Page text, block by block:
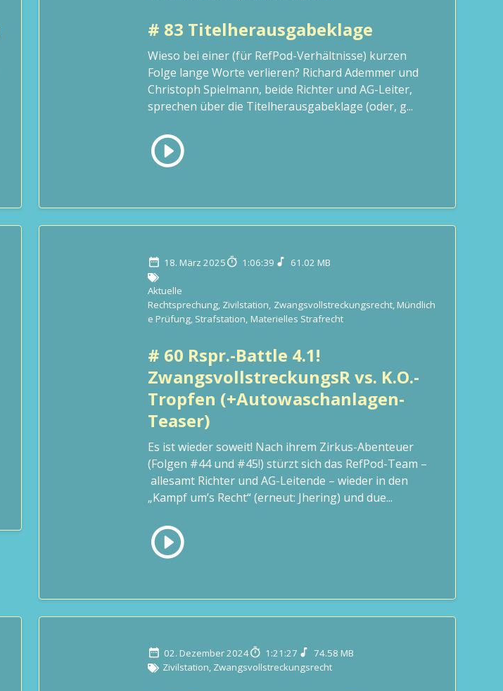
# 83 Titelherausgabeklage
Wieso bei einer (für RefPod-Verhältnisse) kurzen
Folge lange Worte verlieren? Richard Ademmer und
Christoph Spielmann, beide Richter und AG-Leiter,
sprechen über die Titelherausgabeklage (oder, g...
18. März 2025 1:06:39 61.02 MB
Aktuelle
Rechtsprechung, Zivilstation, Zwangsvollstreckungsrecht, Mündlich
e Prüfung, Strafstation, Materielles Strafrecht
# 60 Rspr.-Battle 4.1!
ZwangsvollstreckungsR vs. K.O.-
Tropfen (+Autowaschanlagen-
Teaser)
Es ist wieder soweit! Nach ihrem Zirkus-Abenteuer
(Folgen #44 und #45!) stürzt sich das RefPod-Team –
allesamt Richter und AG-Leitende – wieder in den
„Kampf um’s Recht“ (erneut: Jhering) und due...
02. Dezember 2024 1:21:27
74.58 MB
Zivilstation, Zwangsvollstreckungsrecht